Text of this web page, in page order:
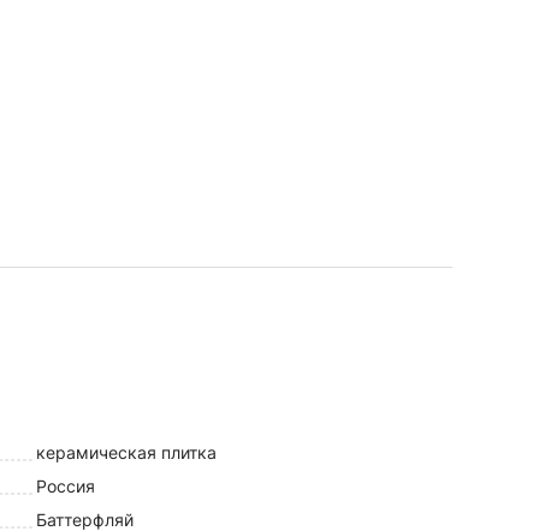
керамическая плитка
Россия
Баттерфляй